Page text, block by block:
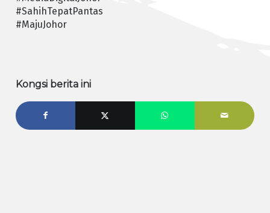
#SahihTepatPantas
#MajuJohor
Kongsi berita ini